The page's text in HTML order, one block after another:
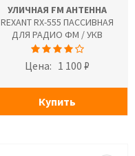
УЛИЧНАЯ FM АНТЕННА
REXANT RX-555 ПАССИВНАЯ
ДЛЯ РАДИО ФМ / УКВ
Цена: 1 100 ₽
Купить